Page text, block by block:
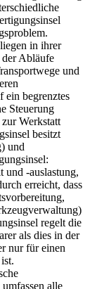
in ihrer
Abläufe
und
ein begrenztes
Steuerung
Werkstatt
besitzt
und
und -auslastung,
erreicht, dass
regelt die
als dies in der
nur für einen
alle